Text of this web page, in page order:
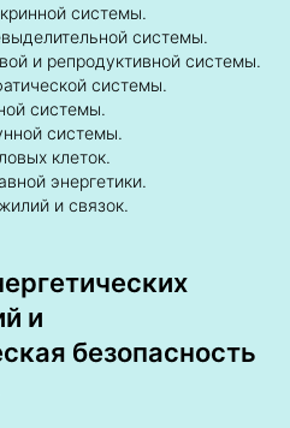
системы.
системы.
и репродуктивной системы.
системы.
системы.
системы.
клеток.
энергетики.
и связок.
и
безопасность